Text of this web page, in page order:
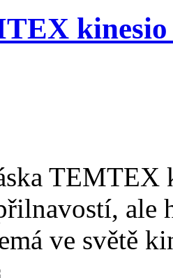
TEMTEX
ale
ve světě